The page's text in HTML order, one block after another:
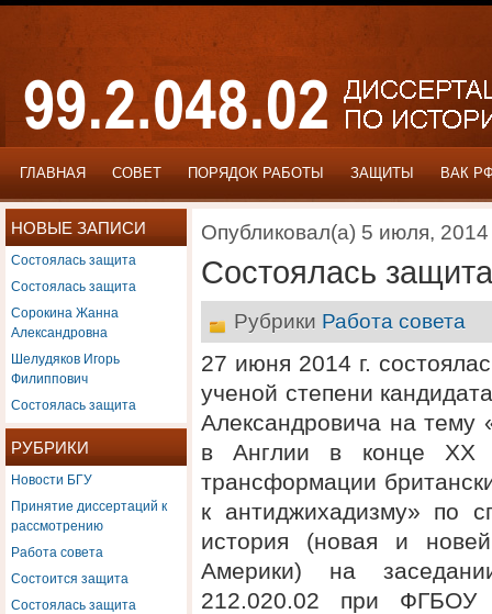
ГЛАВНАЯ СОВЕТ ПОРЯДОК РАБОТЫ ЗАЩИТЫ ВАК
НОВЫЕ ЗАПИСИ
Состоялась защита
Состоялась защита
Сорокина Жанна
Александровна
Шелудяков Игорь
Филиппович
Состоялась защита
РУБРИКИ
Новости БГУ
Принятие диссертаций к
рассмотрению
Работа совета
Состоится защита
Состоялась защита
Опубликовал(а) 5 июля,
Состоялась защита
Рубрики Работа совета
27 июня 2014 г.
ученой степени
Александровича на тему
в Англии в конце
трансформации
к антиджихадизму» по
история (новая и
Америки) на
212.020.02 при ФГБОУ